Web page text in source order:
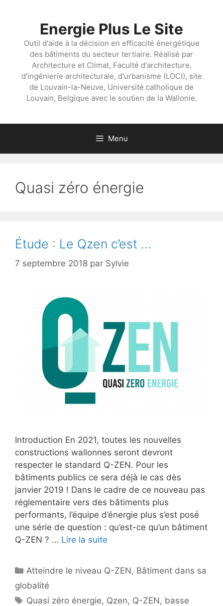
Energie Plus Le Site
Outil d'aide à la décision en efficacité énergétique
des bâtiments du secteur tertiaire. Réalisé par
Architecture et Climat, Faculté d'architecture,
d'ingénierie architecturale, d'urbanisme (LOCI), site
de Louvain-la-Neuve, Université catholique de
Louvain, Belgique avec le soutien de la Wallonie.
Menu
Quasi zéro énergie
Étude : Le Qzen c’est …
7 septembre 2018 par Sylvie
Introduction En 2021, toutes les nouvelles
constructions wallonnes seront devront
respecter le standard Q-ZEN. Pour les
bâtiments publics ce sera déjà le cas dès
janvier 2019 ! Dans le cadre de ce nouveau pas
réglementaire vers des bâtiments plus
performants, l’équipe d’énergie plus s’est posé
une série de question : qu’est-ce qu’un bâtiment
Q-ZEN ? … Lire la suite
Catégories
Atteindre le niveau Q-ZEN, Bâtiment dans sa
globalité
Étiquettes
Quasi zéro énergie, Qzen, Q-ZEN, basse